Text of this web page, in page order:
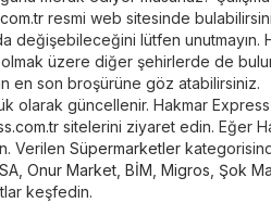
resmi web sitesinde
değişebileceğini lütfen unutmayın.
üzere diğer şehirlerde de
en son broşürüne göz atabilirsiniz.
olarak güncellenir. Hakmar Express
sitelerini ziyaret edin. Eğer
Verilen Süpermarketler
Onur Market BİM Migros Şok
keşfedin.